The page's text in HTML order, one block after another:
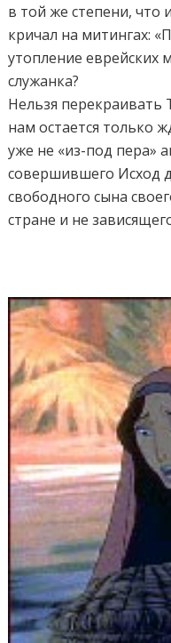
в той же степени, что
кричал на митингах:
утопление еврейских
служанка?
Нельзя перекраивать
нам остается только
уже не «из-под пера»
совершившего Исход
свободного сына
стране и не